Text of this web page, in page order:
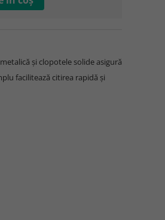
și clopotele solide asigură
facilitează citirea rapidă și